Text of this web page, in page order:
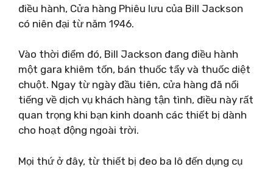
điều hành, Cửa hàng Phiêu lưu của Bill Jackson
có niên đại từ năm 1946.
Vào thời điểm đó, Bill Jackson đang điều hành
một gara khiêm tốn, bán thuốc tẩy và thuốc diệt
chuột. Ngay từ ngày đầu tiên, cửa hàng đã nổi
tiếng về dịch vụ khách hàng tận tình, điều này rất
quan trọng khi bạn kinh doanh các thiết bị dành
cho hoạt động ngoài trời.
Mọi thứ ở đây, từ thiết bị đeo ba lô đến dụng cụ